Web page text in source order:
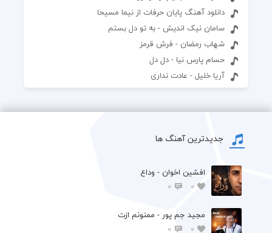
دانلود آهنگ پایان حرفات از نیما مسیحا
سامان نیک اندیش - به تو دل بستم
شهاب رمضان - فرش قرمز
حسام پارس نیا - دل دل
آریا خلیل - عادت نداری
جدیدترین آهنگ ها
افشين اخوان - وداع
0
0
مجید جم پور - ممنونم ازت
0
0